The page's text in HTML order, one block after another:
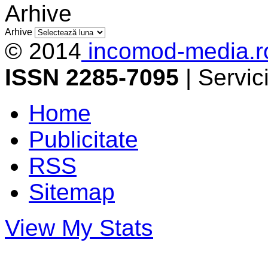
Arhive
Arhive
© 2014 incomod-
ISSN 2285-7095 |
Home
Publicitate
RSS
Sitemap
View My Stats